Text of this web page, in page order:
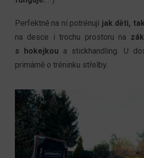
Perfektně na ní potrénují jak děti,
na desce i trochu prostoru na
s hokejkou a stickhandling. U
primárně o tréninku střelby.